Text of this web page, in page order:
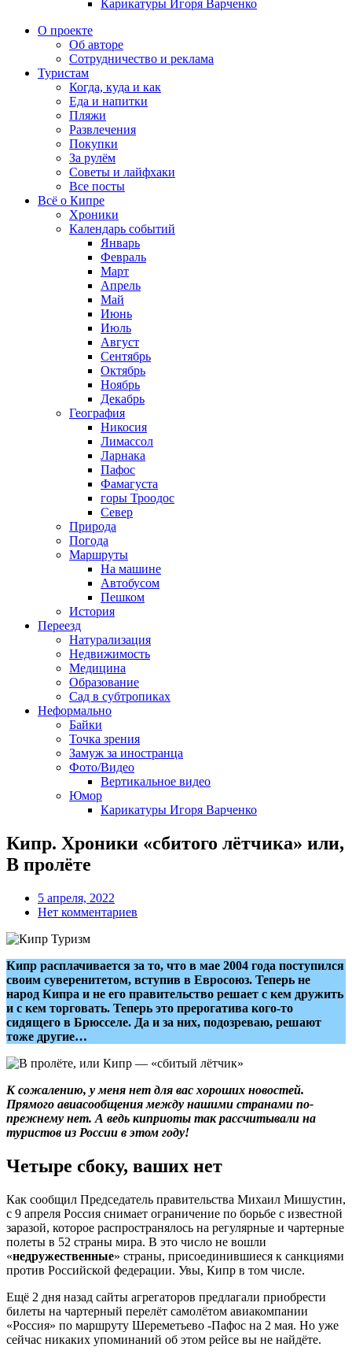
Карикатуры Игоря Варченко
О проекте
Об авторе
Сотрудничество и реклама
Туристам
Когда, куда и как
Еда и напитки
Пляжи
Развлечения
Покупки
За рулём
Советы и лайфхаки
Все посты
Всё о Кипре
Хроники
Календарь событий
Январь
Февраль
Март
Апрель
Май
Июнь
Июль
Август
Сентябрь
Октябрь
Ноябрь
Декабрь
География
Никосия
Лимассол
Ларнака
Пафос
Фамагуста
горы Троодос
Север
Природа
Погода
Маршруты
На машине
Автобусом
Пешком
История
Переезд
Натурализация
Недвижимость
Медицина
Образование
Сад в субтропиках
Неформально
Байки
Точка зрения
Замуж за иностранца
Фото/Видео
Вертикальное видео
Юмор
Карикатуры Игоря Варченко
Кипр. Хроники «сбитого лётчика» или,
В пролёте
5 апреля, 2022
Нет комментариев
Кипр расплачивается за то, что в мае 2004 года поступился
своим суверенитетом, вступив в Евросоюз. Теперь не
народ Кипра и не его правительство решает с кем дружить
и с кем торговать. Теперь это прерогатива кого-то
сидящего в Брюсселе. Да и за них, подозреваю, решают
тоже другие…
К сожалению, у меня нет для вас хороших новостей.
Прямого авиасообщения между нашими странами по-
прежнему нет. А ведь киприоты так рассчитывали на
туристов из России в этом году!
Четыре сбоку, ваших нет
Как сообщил Председатель правительства Михаил Мишустин,
с 9 апреля Россия снимает ограничение по борьбе с известной
заразой, которое распространялось на регулярные и чартерные
полеты в 52 страны мира. В это число не вошли
«недружественные» страны, присоединившиеся к санкциями
против Российской федерации. Увы, Кипр в том числе.
Ещё 2 дня назад сайты агрегаторов предлагали приобрести
билеты на чартерный перелёт самолётом авиакомпании
«Россия» по маршруту Шереметьево -Пафос на 2 мая. Но уже
сейчас никаких упоминаний об этом рейсе вы не найдёте.